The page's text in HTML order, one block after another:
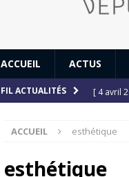
ACCUEIL ACTUS
FIL ACTUALITÉS [ 4 avril
[ 12
ACCUEIL esthétique
esthétique